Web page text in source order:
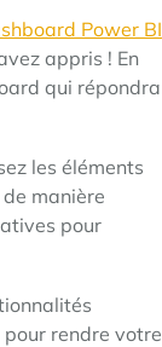
Power BI
appris ! En
qui répondra
les éléments
manière
pour
rendre votre